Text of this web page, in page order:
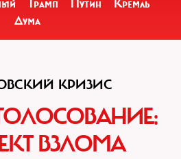
Трамп Путин
Кремль
Дума
КРИЗИС
ВЗЛОМА